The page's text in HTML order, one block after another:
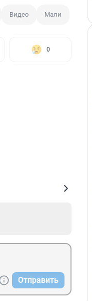
Видео Мали
0
Отправить